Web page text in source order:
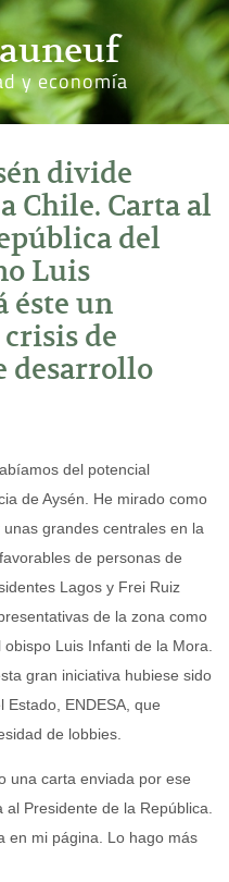
y economía
divide
Chile. Carta al
del
Luis
éste un
de
desarrollo
del potencial
de Aysén. He mirado como
grandes centrales en la
de personas de
Lagos y Frei Ruiz
de la zona como
Luis Infanti de la Mora.
gran iniciativa hubiese sido
ENDESA, que
de lobbies.
una carta enviada por ese
Presidente de la República.
en mi página. Lo hago más